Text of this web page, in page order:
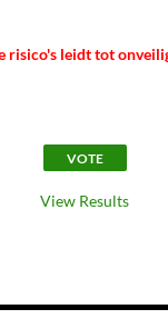
risico's leidt tot
View Results